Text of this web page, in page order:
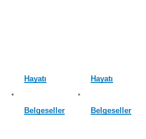
Hayatı
Belgeseller
Hayatı
Belgeseller